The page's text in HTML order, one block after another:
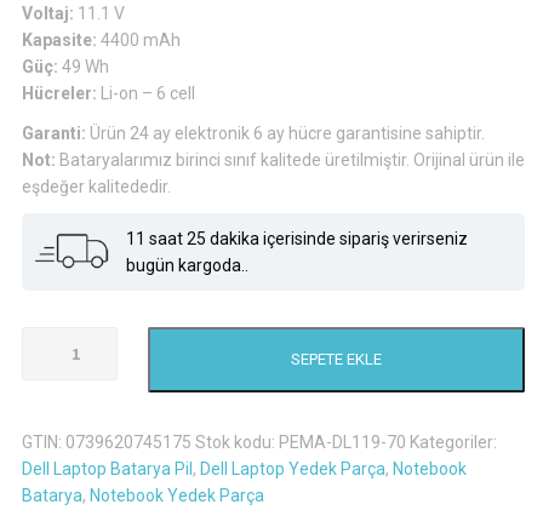
Voltaj: 11.1 V
Kapasite: 4400 mAh
Güç: 49 Wh
Hücreler:
Li-on – 6 cell
Garanti: Ürün 24 ay elektronik 6 ay hücre garantisine sahiptir.
Not: Bataryalarımız birinci sınıf kalitede üretilmiştir. Orijinal ürün ile
eşdeğer kalitededir.
11 saat 25 dakika içerisinde sipariş verirseniz
bugün kargoda..
Inspiron
Batarya
Pil
adet
SEPETE EKLE
GTIN: 0739620745175 Stok kodu: PEMA-DL119-70 Kategoriler:
Dell Laptop Batarya Pil , Dell Laptop Yedek Parça, Notebook
Batarya, Notebook Yedek Parça